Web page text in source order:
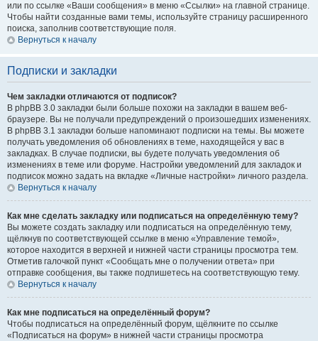
или по ссылке «Ваши сообщения» в меню «Ссылки» на главной странице.
Чтобы найти созданные вами темы, используйте страницу расширенного
поиска, заполнив соответствующие поля.
Вернуться к началу
Подписки и закладки
Чем закладки отличаются от подписок?
В phpBB 3.0 закладки были больше похожи на закладки в вашем веб-
браузере. Вы не получали предупреждений о произошедших изменениях.
В phpBB 3.1 закладки больше напоминают подписки на темы. Вы можете
получать уведомления об обновлениях в теме, находящейся у вас в
закладках. В случае подписки, вы будете получать уведомления об
изменениях в теме или форуме. Настройки уведомлений для закладок и
подписок можно задать на вкладке «Личные настройки» личного раздела.
Вернуться к началу
Как мне сделать закладку или подписаться на определённую тему?
Вы можете создать закладку или подписаться на определённую тему,
щёлкнув по соответствующей ссылке в меню «Управление темой»,
которое находится в верхней и нижней части страницы просмотра тем.
Отметив галочкой пункт «Сообщать мне о получении ответа» при
отправке сообщения, вы также подпишетесь на соответствующую тему.
Вернуться к началу
Как мне подписаться на определённый форум?
Чтобы подписаться на определённый форум, щёлкните по ссылке
«Подписаться на форум» в нижней части страницы просмотра